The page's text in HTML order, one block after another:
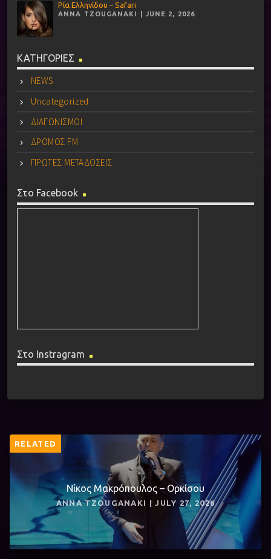
Ρία Ελληνίδου – Safari
ANNA TZOUGANAKI | JUNE 2, 2026
ΚΑΤΗΓΟΡΙΕΣ
NEWS
Uncategorized
ΔΙΑΓΩΝΙΣΜΟΙ
ΔΡΟΜΟΣ FM
ΠΡΩΤΕΣ ΜΕΤΑΔΟΣΕΙΣ
Στο Facebook
Στο Instragram
RELATED
Νίκος Μακρόπουλος – Ορκίσου
ANNA TZOUGANAKI | JULY 27, 2026